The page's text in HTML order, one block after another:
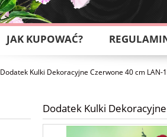
JAK KUPOWAĆ?
Dodatek Kulki Dekoracyjne Czerwone 40 cm LAN-
Dodatek Kulki